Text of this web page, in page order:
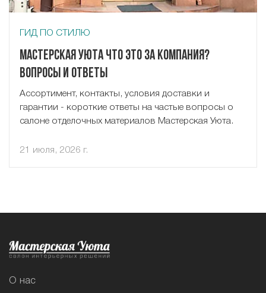
ГИД ПО СТИЛЮ
Мастерская Уюта что это за компания?
Вопросы и ответы
Ассортимент, контакты, условия доставки и
гарантии - короткие ответы на частые вопросы о
салоне отделочных материалов Мастерская Уюта.
21 июля, 2026 г.
О нас